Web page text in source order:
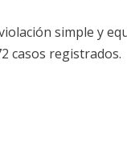
simple y
casos registrados.